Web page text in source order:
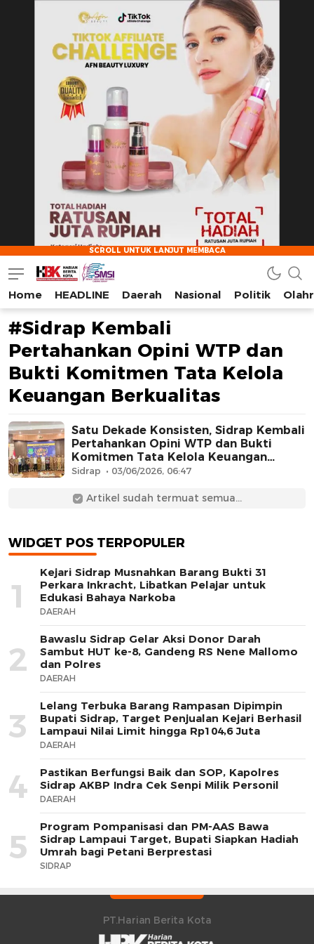
AFN BEAUTY LUXURY
HarianBeritaKota
Mengabarkan Setiap Detil, Sudut, dan Cerita Kota
Home HEADLINE Daerah Nasional Politik
#Sidrap Kembali
Pertahankan Opini WTP dan
Bukti Komitmen Tata Kelola
Keuangan Berkualitas
Satu Dekade Konsisten, Sidrap Kembali
Pertahankan Opini WTP dan Bukti
Komitmen Tata Kelola Keuangan
Berkualitas
Sidrap 03/06/2026, 06:47
Artikel sudah termuat semua...
WIDGET POS TERPOPULER
1
Kejari Sidrap Musnahkan Barang Bukti 31
Perkara Inkracht, Libatkan Pelajar untuk
Edukasi Bahaya Narkoba
DAERAH
2
Bawaslu Sidrap Gelar Aksi Donor Darah
Sambut HUT ke-8, Gandeng RS Nene Mallomo
dan Polres
DAERAH
3
Lelang Terbuka Barang Rampasan Dipimpin
Bupati Sidrap, Target Penjualan Kejari Berhasil
Lampaui Nilai Limit hingga Rp104,6 Juta
DAERAH
4
Pastikan Berfungsi Baik dan SOP, Kapolres
Sidrap AKBP Indra Cek Senpi Milik Personil
DAERAH
5
Program Pompanisasi dan PM-AAS Bawa
Sidrap Lampaui Target, Bupati Siapkan Hadiah
Umrah bagi Petani Berprestasi
SIDRAP
PT.Harian Berita Kota